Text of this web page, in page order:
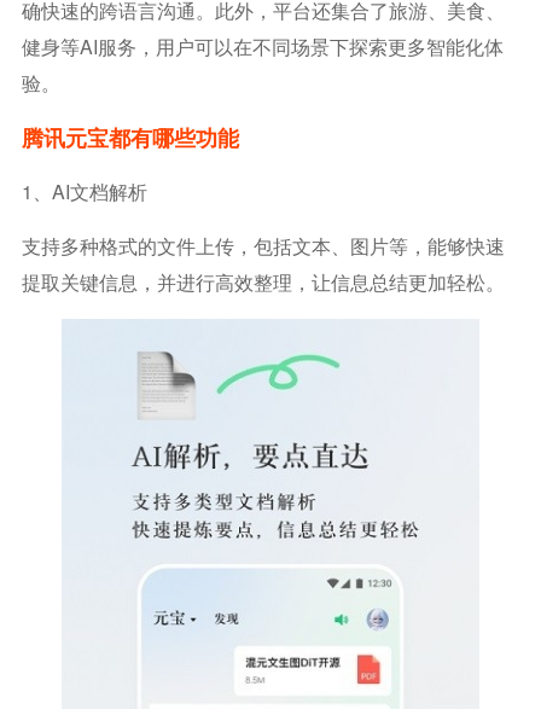
确快速的跨语言沟通。此外，平台还集合了旅游、美食、
健身等AI服务，用户可以在不同场景下探索更多智能化体
验。
腾讯元宝都有哪些功能
1、AI文档解析
支持多种格式的文件上传，包括文本、图片等，能够快速
提取关键信息，并进行高效整理，让信息总结更加轻松。